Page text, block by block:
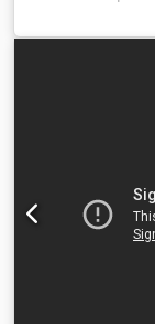
položaja
pri 90°: 195 x
Sistem za